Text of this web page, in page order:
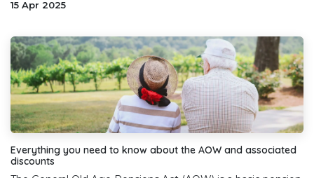
15 Apr 2025
Everything you need to know about the AOW and associated
discounts